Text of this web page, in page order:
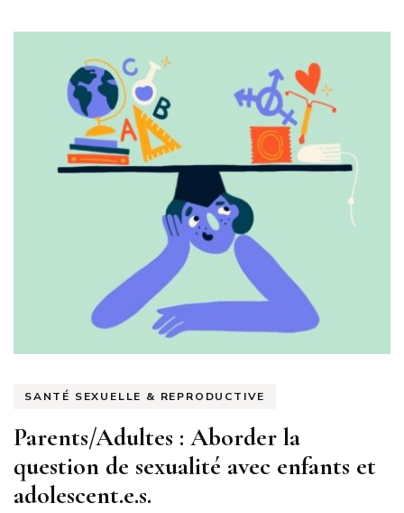
SANTÉ SEXUELLE & REPRODUCTIVE
Parents/Adultes : Aborder la
question de sexualité avec enfants et
adolescent.e.s.